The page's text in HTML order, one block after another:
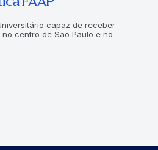
capaz de receber
centro de São Paulo e no